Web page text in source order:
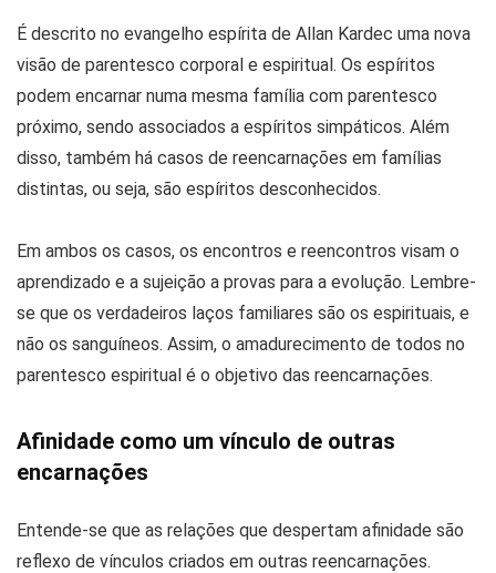
É descrito no evangelho espírita de Allan Kardec uma nova
visão de parentesco corporal e espiritual. Os espíritos
podem encarnar numa mesma família com parentesco
próximo, sendo associados a espíritos simpáticos. Além
disso, também há casos de reencarnações em famílias
distintas, ou seja, são espíritos desconhecidos.
Em ambos os casos, os encontros e reencontros visam o
aprendizado e a sujeição a provas para a evolução. Lembre-
se que os verdadeiros laços familiares são os espirituais, e
não os sanguíneos. Assim, o amadurecimento de todos no
parentesco espiritual é o objetivo das reencarnações.
Afinidade como um vínculo de outras
encarnações
Entende-se que as relações que despertam afinidade são
reflexo de vínculos criados em outras reencarnações.